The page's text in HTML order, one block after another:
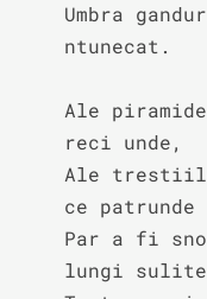
Umbra
ntunecat.
Ale
reci unde,
Ale
ce patrunde
Par a fi
lungi